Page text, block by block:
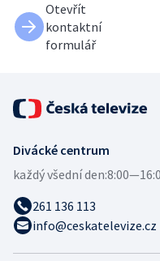
Otevřít
kontaktní
formulář
Divácké centrum
každý všední den:
261 136 113
info@ceskatelevize.cz